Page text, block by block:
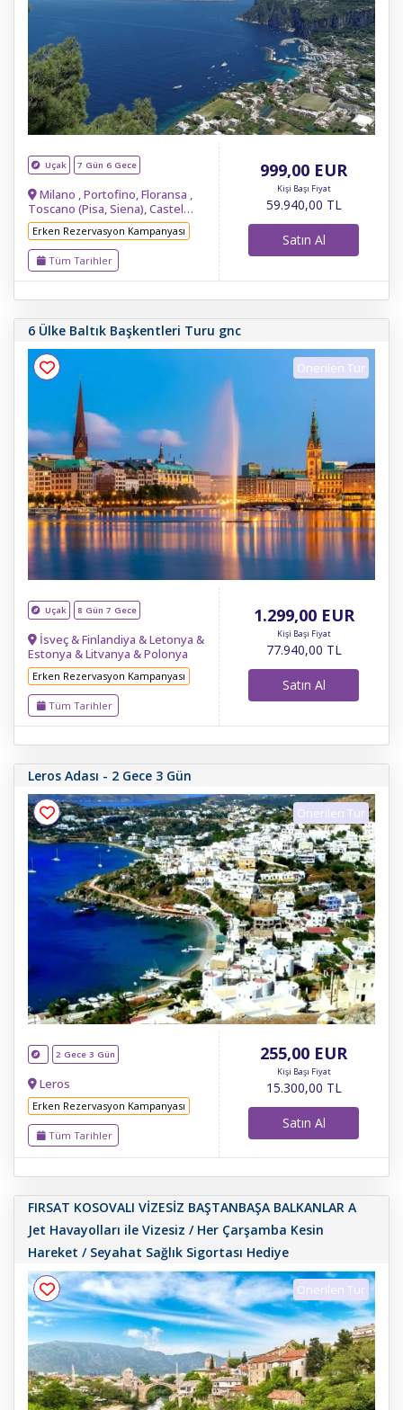
Uçak 7 Gün 6 Gece
Milano , Portofino, Floransa ,
Toscano (Pisa, Siena), Castel
Gandolfo, Nemi Köyü, Albano Gölü,
Roma , Capri, Bologna , Venedik ,
Verona, Garda Gölü, Sirminone,
Venedik Outlet
Erken Rezervasyon Kampanyası
Tüm Tarihler
999,00 EUR
Kişi Başı Fiyat
59.940,00 TL
Satın Al
6 Ülke Baltık Başkentleri Turu gnc
Önerilen Tur
Uçak 8 Gün 7 Gece
İsveç & Finlandiya & Letonya &
Estonya & Litvanya & Polonya
Erken Rezervasyon Kampanyası
Tüm Tarihler
1.299,00EUR
Kişi Başı Fiyat
77.940,00 TL
Satın Al
Leros Adası - 2 Gece 3 Gün
Önerilen Tur
2 Gece 3 Gün
Leros
Erken Rezervasyon Kampanyası
Tüm Tarihler
255,00 EUR
Kişi Başı Fiyat
15.300,00 TL
Satın Al
FIRSAT KOSOVALI VİZESİZ BAŞTANBAŞA BALKANLAR A
Jet Havayolları ile Vizesiz / Her Çarşamba Kesin
Hareket / Seyahat Sağlık Sigortası Hediye
Önerilen Tur